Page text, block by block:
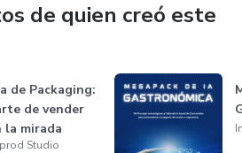
de quien creó este
de Packaging:
de vender
la mirada
Studio